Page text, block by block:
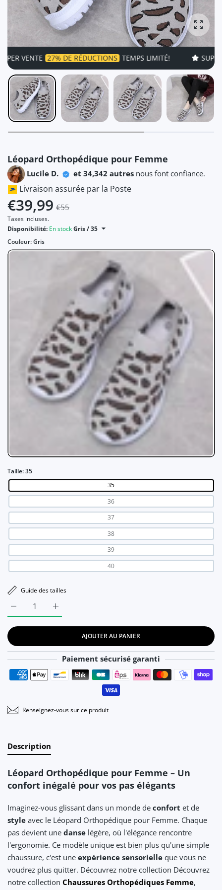
VENTE 27% DE RÉDUCTIONS TEMPS LIMITÉ! SUPER
Léopard Orthopédique pour Femme
Lucile D. et 34,342 autres nous font confiance.
Livraison assurée par la Poste
€39,99 €55
Taxes incluses.
Disponibilité: En stockGris / 35
Couleur:Gris
Taille:35
35
36
37
38
39
40
Guide des tailles
Augmenter la quantité de Léopard
Augmenter la quantité de Léopard Orthopédique pour
AJOUTER AU PANIER
Paiement sécurisé garanti
Moyens de paiement
Renseignez-vous sur ce produit
Description
Léopard Orthopédique pour Femme – Un
confort inégalé pour vos pas élégants
Imaginez-vous glissant dans un monde de confort et de
style avec le Léopard Orthopédique pour Femme. Chaque
pas devient une danse légère, où l'élégance rencontre
l'ergonomie. Ce modèle unique est bien plus qu'une simple
chaussure, c'est une expérience sensorielle que vous ne
voudrez plus quitter. Découvrez notre collection Découvrez
notre collection Chaussures Orthopédiques Femme,